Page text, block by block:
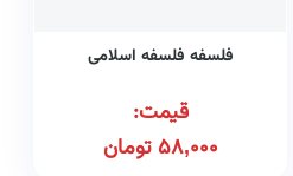
فلسفه فلسفه اسلامی
قیمت:
58,000 تومان